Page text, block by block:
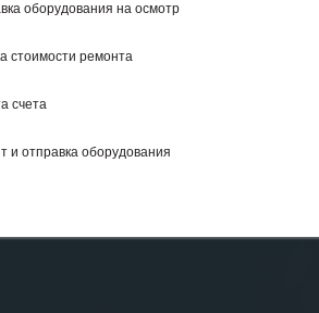
оборудования на осмотр
стоимости ремонта
счета
и отправка оборудования